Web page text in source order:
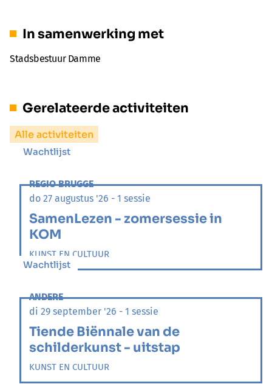
In samenwerking met
Stadsbestuur Damme
Gerelateerde activiteiten
Alle activiteiten
Wachtlijst
REGIO BRUGGE
do 27 augustus '26 - 1 sessie
SamenLezen - zomersessie in
KOM
KUNST EN CULTUUR
Wachtlijst
ANDERE
di 29 september '26 - 1 sessie
Tiende Biënnale van de
schilderkunst - uitstap
KUNST EN CULTUUR